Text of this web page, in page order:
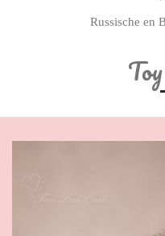
Russische en